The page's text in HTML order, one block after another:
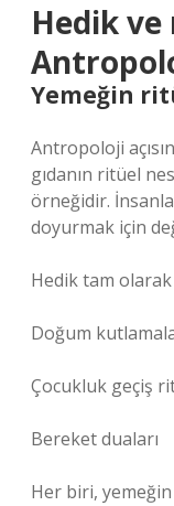
Hedik
Yemeğin
Antropoloji
gıdanın ritüel
örneğidir.
doyurmak için
Hedik tam
Doğum
Çocukluk geçiş
Bereket duaları
Her biri, yemeğin